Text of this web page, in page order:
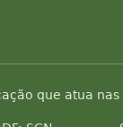
que atua